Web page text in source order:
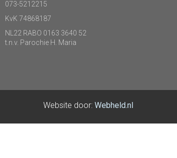
073-5212215
KvK 74868187
NL22 RABO 0163 3640 52
t.n.v. Parochie H. Maria
Website door: Webheld.nl